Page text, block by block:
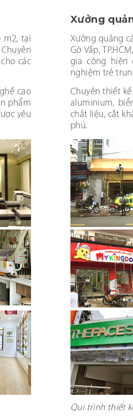
m2, tại
các
cao
phẩm
yêu
Xưởng
Xưởng quảng
Gò Vấp,
gia công hiện
nghiệm trẻ
Chuyên thiết
aluminium,
chất liệu, cắt
phú.
Qui trình thiết